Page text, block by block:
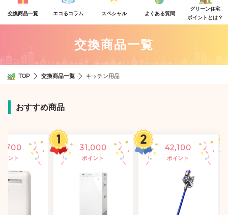
交換商品一覧 エコるコラム スペシャル よくある質問
グリーン住宅
ポイントとは？
交換商品一覧
TOP 交換商品一覧 キッチン用品
おすすめ商品
イント
31,000
ポイント
42,100
ポイント